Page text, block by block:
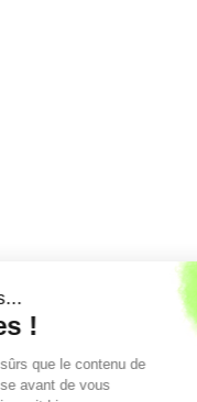
!
sûrs que le contenu de
avant de vous